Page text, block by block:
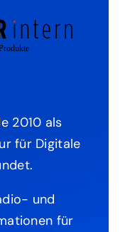
2010 als
für Digitale
und
für